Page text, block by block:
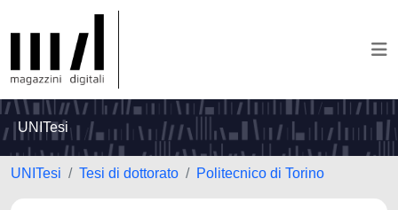
UNITesi
UNITesi Tesi di dottorato Politecnico di Torino